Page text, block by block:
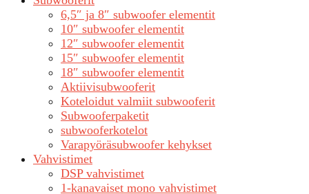
6,5″ ja 8″ subwoofer elementit
10″ subwoofer elementit
12″ subwoofer elementit
15″ subwoofer elementit
18″ subwoofer elementit
Aktiivisubwooferit
Koteloidut valmiit subwooferit
Subwooferpaketit
subwooferkotelot
Varapyöräsubwoofer kehykset
Vahvistimet
DSP vahvistimet
1-kanavaiset mono vahvistimet